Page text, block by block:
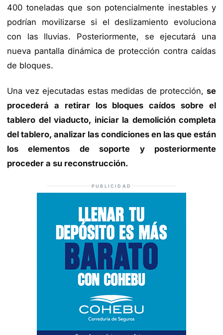
400 toneladas que son potencialmente inestables y
podrían movilizarse si el deslizamiento evoluciona
con las lluvias. Posteriormente, se ejecutará una
nueva pantalla dinámica de protección contra caídas
de bloques.
Una vez ejecutadas estas medidas de protección, se
procederá a retirar los bloques caídos sobre el
tablero del viaducto, iniciar la demolición completa
del tablero, analizar las condiciones en las que están
los elementos de soporte y posteriormente
proceder a su reconstrucción.
PUBLICIDAD